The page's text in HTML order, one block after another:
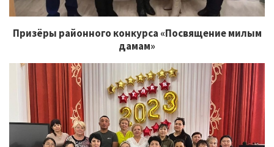
Призёры районного конкурса «Посвящение милым
дамам»